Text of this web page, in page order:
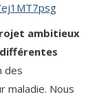
ambitieux
des
maladie. Nous